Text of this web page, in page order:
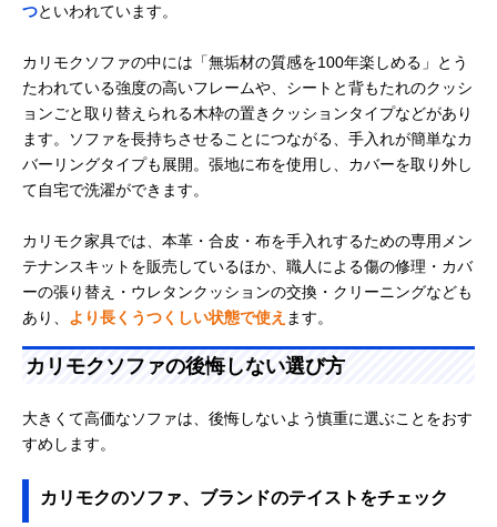
つといわれています。
カリモクソファの中には「無垢材の質感を100年楽しめる」とう
たわれている強度の高いフレームや、シートと背もたれのクッシ
ョンごと取り替えられる木枠の置きクッションタイプなどがあり
ます。ソファを長持ちさせることにつながる、手入れが簡単なカ
バーリングタイプも展開。張地に布を使用し、カバーを取り外し
て自宅で洗濯ができます。
カリモク家具では、本革・合皮・布を手入れするための専用メン
テナンスキットを販売しているほか、職人による傷の修理・カバ
ーの張り替え・ウレタンクッションの交換・クリーニングなども
あり、
より長くうつくしい状態で使え ます。
カリモクソファの後悔しない選び方
大きくて高価なソファは、後悔しないよう慎重に選ぶことをおす
すめします。
カリモクのソファ、ブランドのテイストをチェック